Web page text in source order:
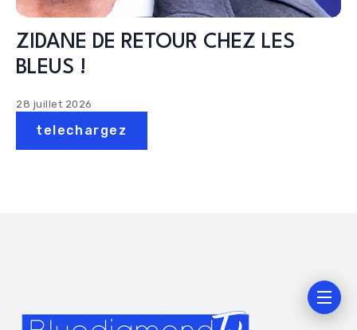
ZIDANE DE RETOUR CHEZ LES
BLEUS !
28 juillet 2026
telechargez